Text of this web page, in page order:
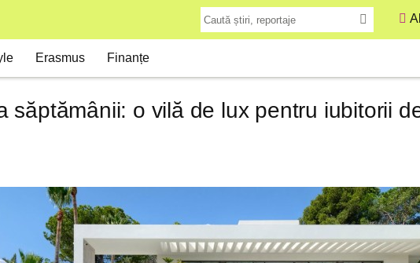
Erasmus Finanțe
săptămânii: o vilă de lux pentru iubitorii